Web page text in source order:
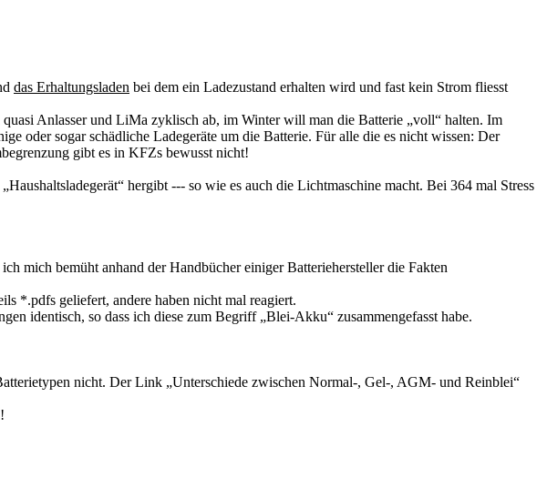
das Erhaltungsladen bei dem ein Ladezustand erhalten wird und fast kein Strom fliesst
Anlasser und LiMa zyklisch ab, im Winter will man die Batterie „voll“ halten. Im
oder sogar schädliche Ladegeräte um die Batterie. Für alle die es nicht wissen: Der
gibt es in KFZs bewusst nicht!
hergibt --- so wie es auch die Lichtmaschine macht. Bei 364 mal Stress
mich bemüht anhand der Handbücher einiger Batteriehersteller die Fakten
geliefert, andere haben nicht mal reagiert.
identisch, so dass ich diese zum Begriff „Blei-Akku“ zusammengefasst habe.
nicht. Der Link „Unterschiede zwischen Normal-, Gel-, AGM- und Reinblei“